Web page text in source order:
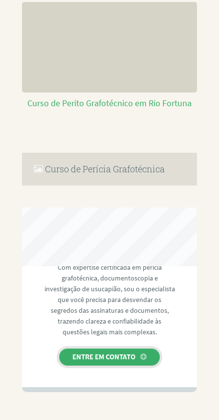
Curso de Perito Grafotécnico em Rio Fortuna
Curso de Perícia Grafotécnica
Com expertise certificada em perícia
grafotécnica, documentoscopia e
investigação de usucapião, sou o especialista
que você precisa para desvendar os
segredos das assinaturas e documentos,
trazendo clareza e confiabilidade às
questões legais mais complexas.
ENTRE EM CONTATO